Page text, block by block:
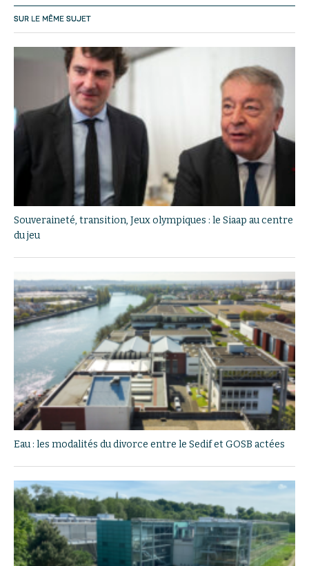
SUR LE MÊME SUJET
Souveraineté, transition, Jeux olympiques : le Siaap au centre
du jeu
Eau : les modalités du divorce entre le Sedif et GOSB actées